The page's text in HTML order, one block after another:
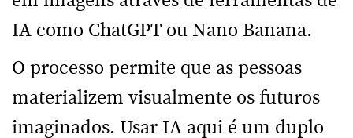
IA como ChatGPT ou Nano Banana.
O processo permite que as pessoas
materializem visualmente os futuros
imaginados. Usar IA aqui é um duplo